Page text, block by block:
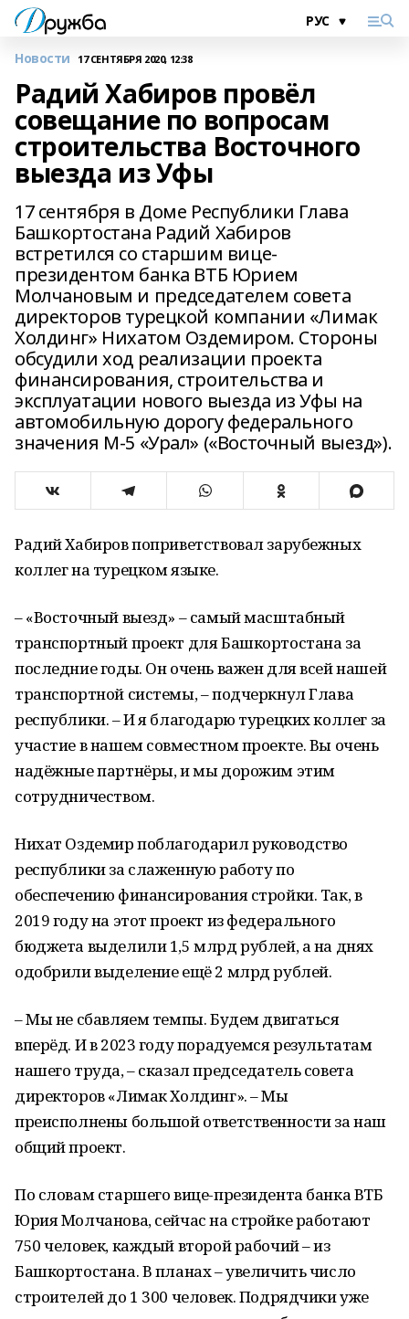
Новости 17 СЕНТЯБРЯ 2020, 12:38
Радий Хабиров провёл
совещание по вопросам
строительства Восточного
выезда из Уфы
17 сентября в Доме Республики Глава
Башкортостана Радий Хабиров
встретился со старшим вице-
президентом банка ВТБ Юрием
Молчановым и председателем совета
директоров турецкой компании «Лимак
Холдинг» Нихатом Оздемиром. Стороны
обсудили ход реализации проекта
финансирования, строительства и
эксплуатации нового выезда из Уфы на
автомобильную дорогу федерального
значения М-5 «Урал» («Восточный выезд»).
Радий Хабиров поприветствовал зарубежных
коллег на турецком языке.
– «Восточный выезд» – самый масштабный
транспортный проект для Башкортостана за
последние годы. Он очень важен для всей нашей
транспортной системы, – подчеркнул Глава
республики. – И я благодарю турецких коллег за
участие в нашем совместном проекте. Вы очень
надёжные партнёры, и мы дорожим этим
сотрудничеством.
Нихат Оздемир поблагодарил руководство
республики за слаженную работу по
обеспечению финансирования стройки. Так, в
2019 году на этот проект из федерального
бюджета выделили 1,5 млрд рублей, а на днях
одобрили выделение ещё 2 млрд рублей.
– Мы не сбавляем темпы. Будем двигаться
вперёд. И в 2023 году порадуемся результатам
нашего труда, – сказал председатель совета
директоров «Лимак Холдинг». – Мы
преисполнены большой ответственности за наш
общий проект.
По словам старшего вице-президента банка ВТБ
Юрия Молчанова, сейчас на стройке работают
750 человек, каждый второй рабочий – из
Башкортостана. В планах – увеличить число
строителей до 1 300 человек. Подрядчики уже